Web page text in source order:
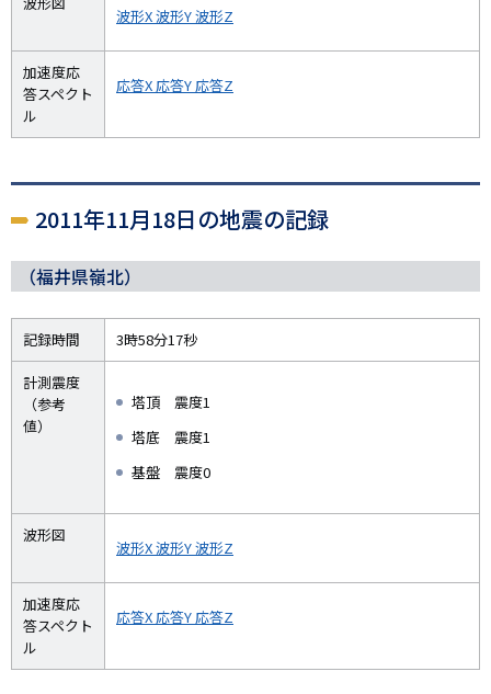
波形X波形Y波形Z
加速度応
答スペクト
ル
応答X 応答Y 応答Z
2011年11月18日の地震の記録
（福井県嶺北）
記録時間 3時58分17秒
計測震度
（参考
値）
塔頂 震度1
塔底 震度1
基盤 震度0
波形図
波形X波形Y波形Z
加速度応
答スペクト
ル
応答X 応答Y 応答Z